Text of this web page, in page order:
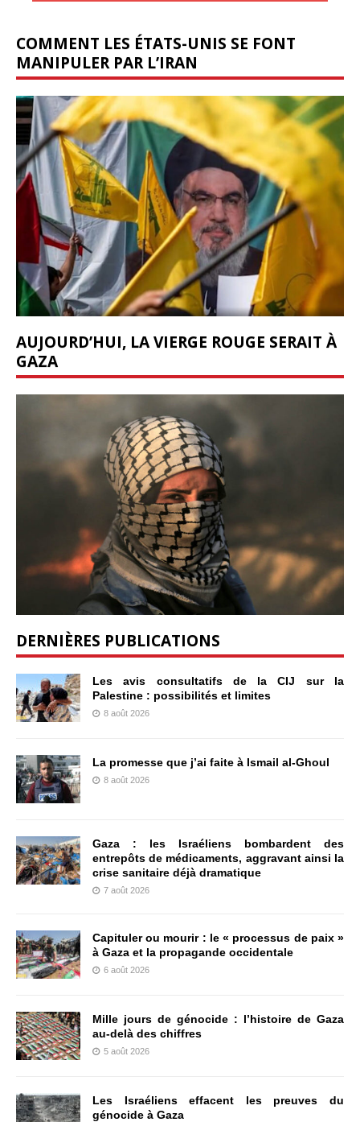
COMMENT LES ÉTATS-UNIS SE FONT
MANIPULER PAR L’IRAN
AUJOURD’HUI, LA VIERGE ROUGE SERAIT À
GAZA
DERNIÈRES PUBLICATIONS
Les avis consultatifs de la CIJ sur la
Palestine : possibilités et limites
8 août 2026
La promesse que j’ai faite à Ismail al-Ghoul
8 août 2026
Gaza : les Israéliens bombardent des
entrepôts de médicaments, aggravant ainsi la
crise sanitaire déjà dramatique
7 août 2026
Capituler ou mourir : le « processus de paix »
à Gaza et la propagande occidentale
6 août 2026
Mille jours de génocide : l’histoire de Gaza
au-delà des chiffres
5 août 2026
Les Israéliens effacent les preuves du
génocide à Gaza